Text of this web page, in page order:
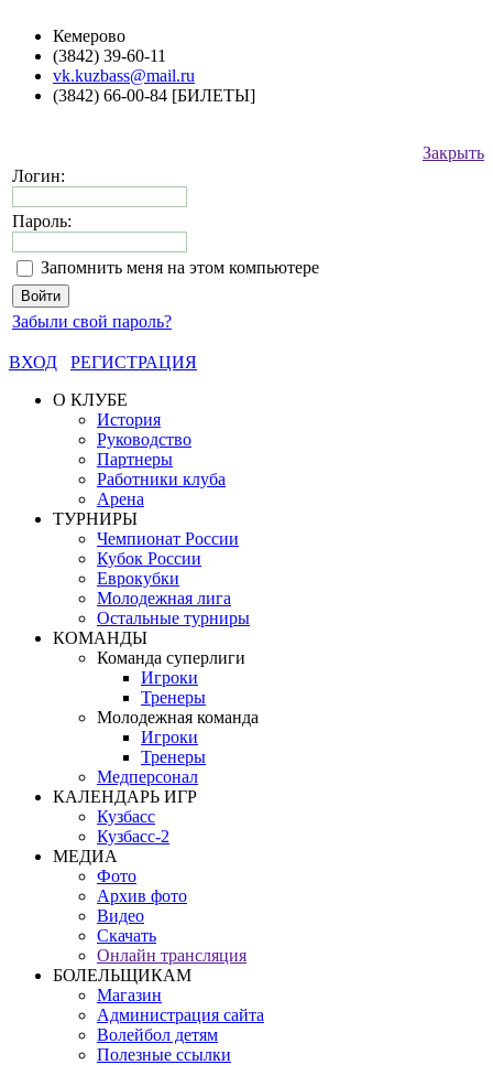
Кемерово
(3842) 39-60-11
vk.kuzbass@mail.ru
(3842) 66-00-84 [БИЛЕТЫ]
Закрыть
Логин:
Пароль:
Запомнить меня на этом компьютере
Забыли свой пароль?
ВХОД
РЕГИСТРАЦИЯ
О КЛУБЕ
История
Руководство
Партнеры
Работники клуба
Арена
ТУРНИРЫ
Чемпионат России
Кубок России
Еврокубки
Молодежная лига
Остальные турниры
КОМАНДЫ
Команда суперлиги
Игроки
Тренеры
Молодежная команда
Игроки
Тренеры
Медперсонал
КАЛЕНДАРЬ ИГР
Кузбасс
Кузбасс-2
МЕДИА
Фото
Архив фото
Видео
Скачать
Онлайн трансляция
БОЛЕЛЬЩИКАМ
Магазин
Администрация сайта
Волейбол детям
Полезные ссылки